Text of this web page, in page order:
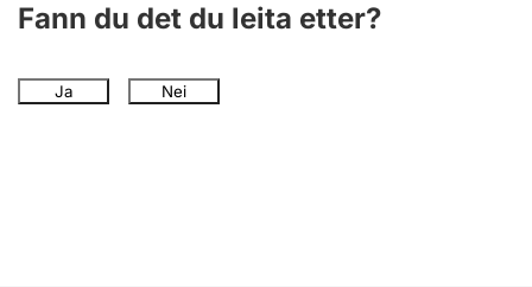
Fann du det du leita etter?
Ja Nei